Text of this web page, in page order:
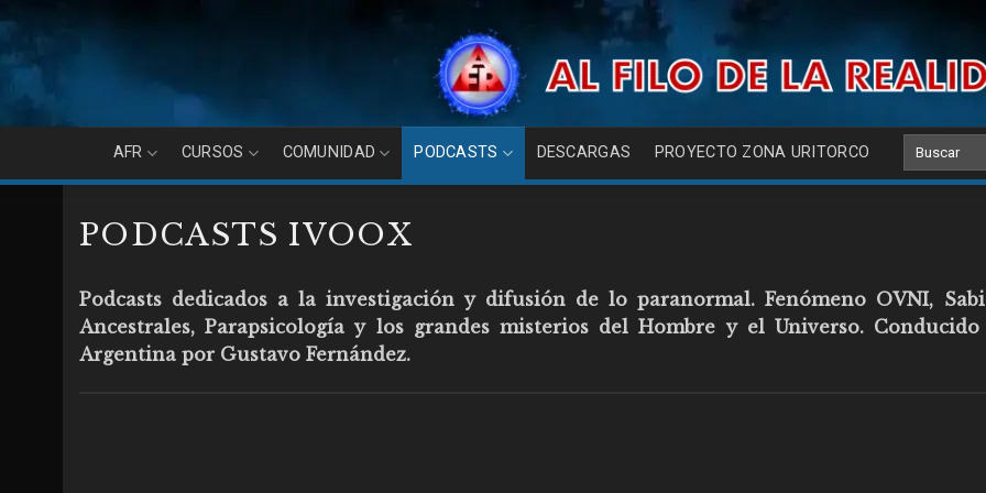
content
AFR CURSOS COMUNIDAD PODCASTS DESCARGAS PROYECTO ZONA URITORCO
PODCASTS IVOOX
Podcasts dedicados a la investigación y difusión de lo paranormal. Fenómeno OVNI,
Ancestrales, Parapsicología y los grandes misterios del Hombre y el Universo. Conducido
Argentina por Gustavo Fernández.